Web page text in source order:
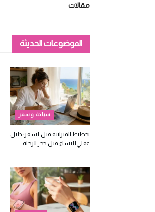
مقالات
الموضوعات الحديثة
سياحة وسفر
تخطيط الميزانية قبل السفر: دليل
عملي للنساء قبل حجز الرحلة